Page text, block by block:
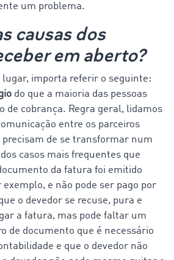
um problema.
causas dos
em aberto?
importa referir o seguinte:
do que a maioria das pessoas
de cobrança. Regra geral, lidamos
entre os parceiros
precisam de se transformar num
casos mais frequentes que
da fatura foi emitido
e não pode ser pago por
o devedor se recuse, pura e
a fatura, mas pode faltar um
de documento que é necessário
e que o devedor não